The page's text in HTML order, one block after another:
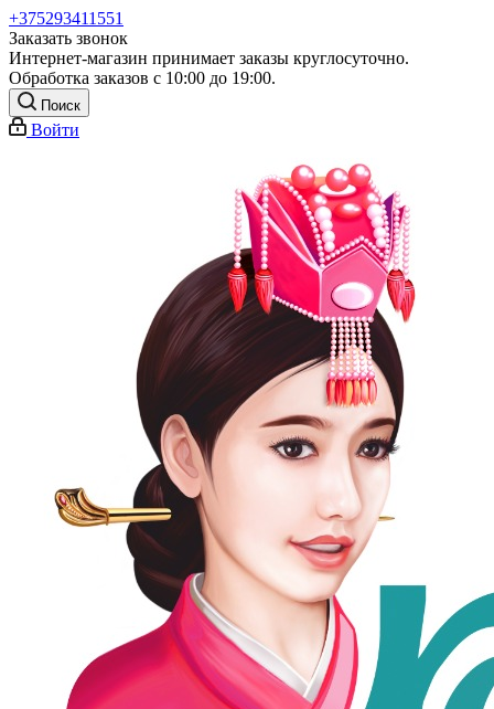
+375293411551
Заказать звонок
Интернет-магазин принимает заказы круглосуточно.
Обработка заказов с 10:00 до 19:00.
Поиск
Войти